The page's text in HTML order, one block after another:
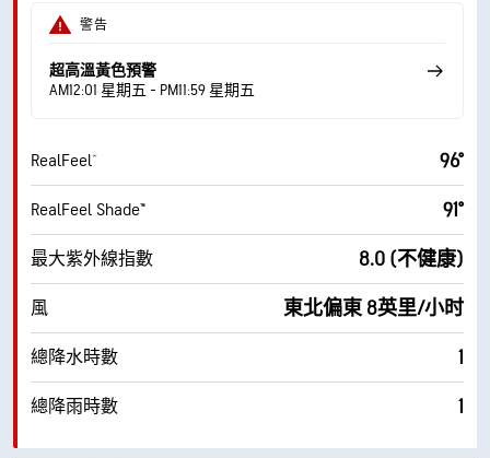
警告
超高溫黃色預警
AM12:01 星期五 - PM11:59 星期五
RealFeel® 96°
RealFeel Shade™ 91°
最大紫外線指數 8.0 (不健康)
風 東北偏東 8英里/小时
總降水時數 1
總降雨時數 1